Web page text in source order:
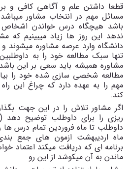
قطعا داشتن علم و آگاهی کافی و
مسائل مهم در انتخاب مشاور
باشد هیچگاه درس خواندن اشخاص
ندهد این روز ها زیاد میبینیم که
دانشگاه وارد عرصه مشاوره میشوند
تنها سبک مطالعه خود را به
مشاوره همیشه باید سعی بر این
مطالعه شخصی سازی شده خود را
مهم را به عهده دارد که چراغ این
کند.
اگر مشاور تلاش را در این جهت
ریزی را برای داوطلب توضیح دهد
داوطلب تا ماه فروردین تمام درس ها
ماه اردیبهشت ازمون های جمع
برنامه ای که دریافت میکند اعتماد
ماندن به آن میکوشد از این رو